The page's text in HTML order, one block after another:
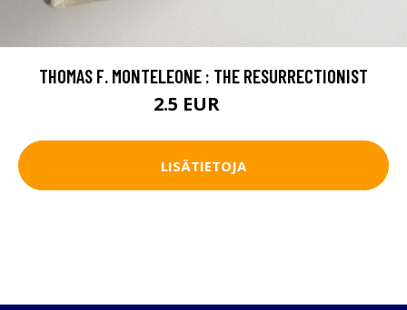
THOMAS F. MONTELEONE : THE RESURRECTIONIST
2.5 EUR
LISÄTIETOJA